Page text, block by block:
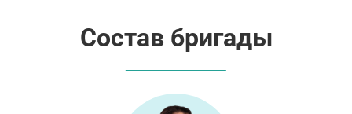
поняла, что помощь — это не постоянные
проверки и спасение от каждой
Состав бригады